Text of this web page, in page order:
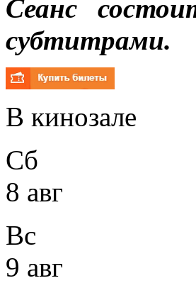
Сеанс
субтитрами.
В кинозале
Сб
8 авг
Вс
9 авг